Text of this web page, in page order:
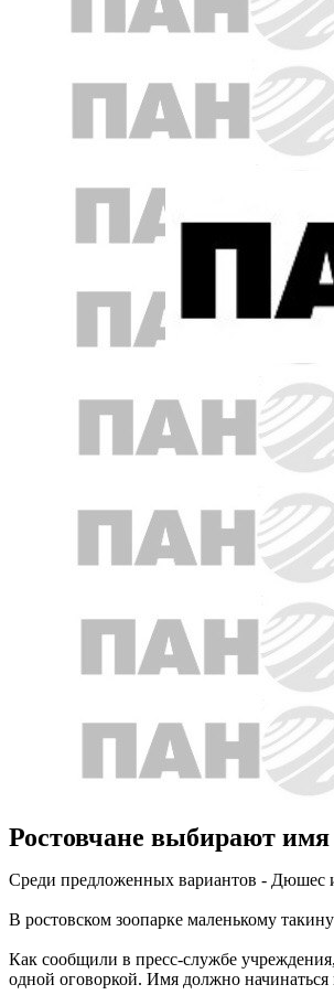
Ростовчане выбирают имя
Среди предложенных вариантов - Дюшес
В ростовском зоопарке маленькому
Как сообщили в пресс-службе
одной оговоркой. Имя должно начинаться